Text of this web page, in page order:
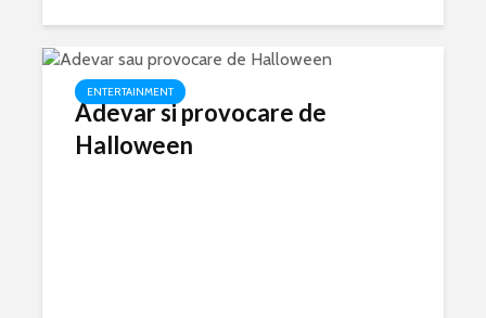
ENTERTAINMENT
Adevar si provocare de
Halloween